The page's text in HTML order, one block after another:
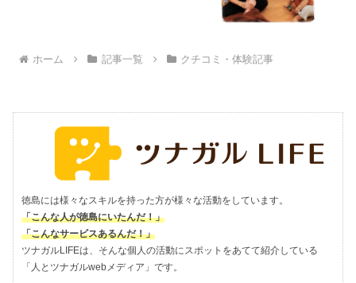
ホーム 記事一覧 クチコミ・体験記事
徳島には様々なスキルを持った方が様々な活動をしています。
「こんな人が徳島にいたんだ！」
「こんなサービスあるんだ！」
ツナガルLIFEは、そんな個人の活動にスポットをあてて紹介している
「人とツナガルwebメディア」です。